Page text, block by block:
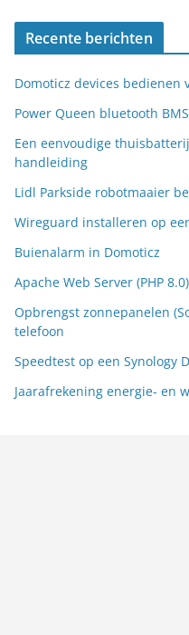
Recente berichten
Domoticz devices bedienen
Power Queen bluetooth
Een eenvoudige
handleiding
Lidl Parkside robotmaaier
Wireguard installeren op
Buienalarm in Domoticz
Apache Web Server (PHP
Opbrengst zonnepanelen
telefoon
Speedtest op een Synology
Jaarafrekening energie- en